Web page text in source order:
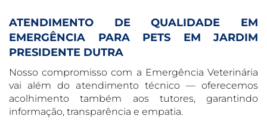
ATENDIMENTO DE QUALIDADE EM
EMERGÊNCIA PARA PETS EM JARDIM
PRESIDENTE DUTRA
Nosso compromisso com a Emergência Veterinária
vai além do atendimento técnico — oferecemos
acolhimento também aos tutores, garantindo
informação, transparência e empatia.